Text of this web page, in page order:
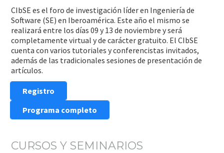
CIbSE es el foro de investigación líder en Ingeniería de
Software (SE) en Iberoamérica. Este año el mismo se
realizará entre los días 09 y 13 de noviembre y será
completamente virtual y de carácter gratuito. El CIbSE
cuenta con varios tutoriales y conferencistas invitados,
además de las tradicionales sesiones de presentación de
artículos.
Registro
Programa completo
CURSOS Y SEMINARIOS